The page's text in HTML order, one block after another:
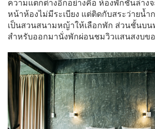
ความแตกต่างอีกอย่างคือ ห้องพักชั้นล่าง
หน้าห้องไม่มีระเบียง แต่ติดกับสระว่ายน้ำ
เป็นสวนสนามหญ้าให้เลือกพัก ส่วนชั้นบน
สำหรับออกมานั่งพักผ่อนชมวิวแสนสงบข